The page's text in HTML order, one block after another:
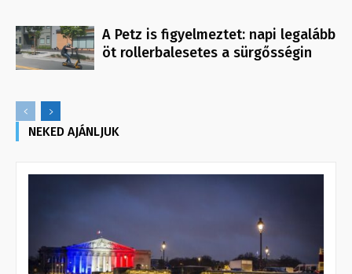
A Petz is figyelmeztet: napi legalább
öt rollerbalesetes a sürgősségin
NEKED AJÁNLJUK